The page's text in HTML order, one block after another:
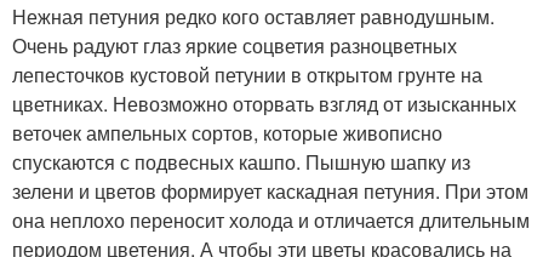
Нежная петуния редко кого оставляет равнодушным.
Очень радуют глаз яркие соцветия разноцветных
лепесточков кустовой петунии в открытом грунте на
цветниках. Невозможно оторвать взгляд от изысканных
веточек ампельных сортов, которые живописно
спускаются с подвесных кашпо. Пышную шапку из
зелени и цветов формирует каскадная петуния. При этом
она неплохо переносит холода и отличается длительным
периодом цветения. А чтобы эти цветы красовались на